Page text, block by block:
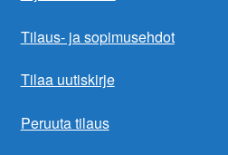
Tilaus- ja sopimusehdot
Tilaa uutiskirje
Peruuta tilaus